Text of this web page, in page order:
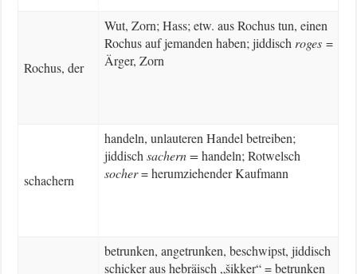
Rochus, der
Wut, Zorn; Hass; etw. aus Rochus tun, einen
Rochus auf jemanden haben; jiddischroges=
Ärger, Zorn
schachern
handeln, unlauteren Handel betreiben;
jiddischsachern =handeln; Rotwelsch
socher= herumziehender Kaufmann
betrunken, angetrunken, beschwipst, jiddisch
schicker aus hebräisch „šikker“ = betrunken